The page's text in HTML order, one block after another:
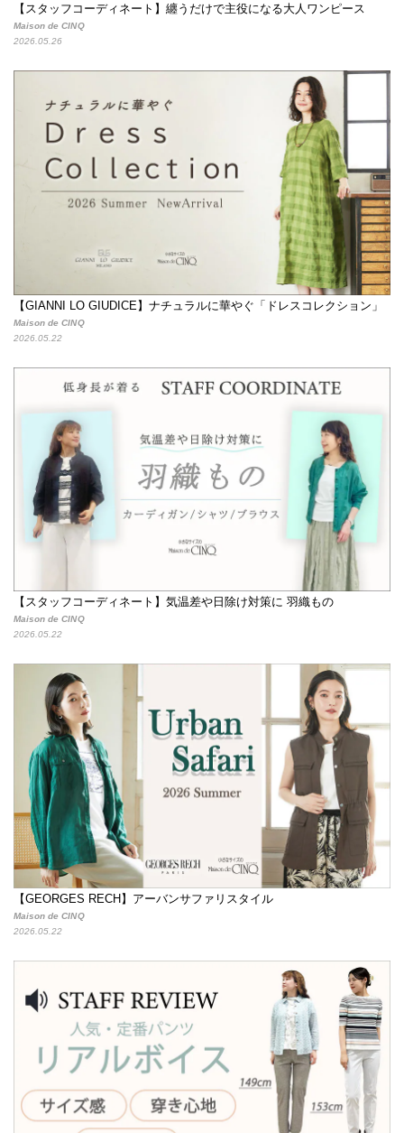
【スタッフコーディネート】纏うだけで主役になる大人ワンピース
Maison de CINQ
2026.05.26
【GIANNI LO GIUDICE】ナチュラルに華やぐ「ドレスコレクション」
Maison de CINQ
2026.05.22
【スタッフコーディネート】気温差や日除け対策に 羽織もの
Maison de CINQ
2026.05.22
【GEORGES RECH】アーバンサファリスタイル
Maison de CINQ
2026.05.22